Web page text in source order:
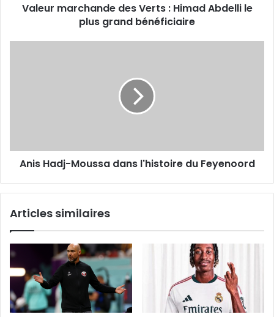
grandValeur marchande des Verts : Himad Abdelli le
plus grand bénéficiaire
Anis Hadj-Moussa dans l'histoire du Feyenoord
Articles similaires